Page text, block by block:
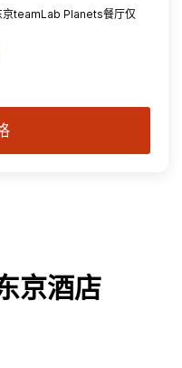
京teamLab Planets餐厅仅
京酒店